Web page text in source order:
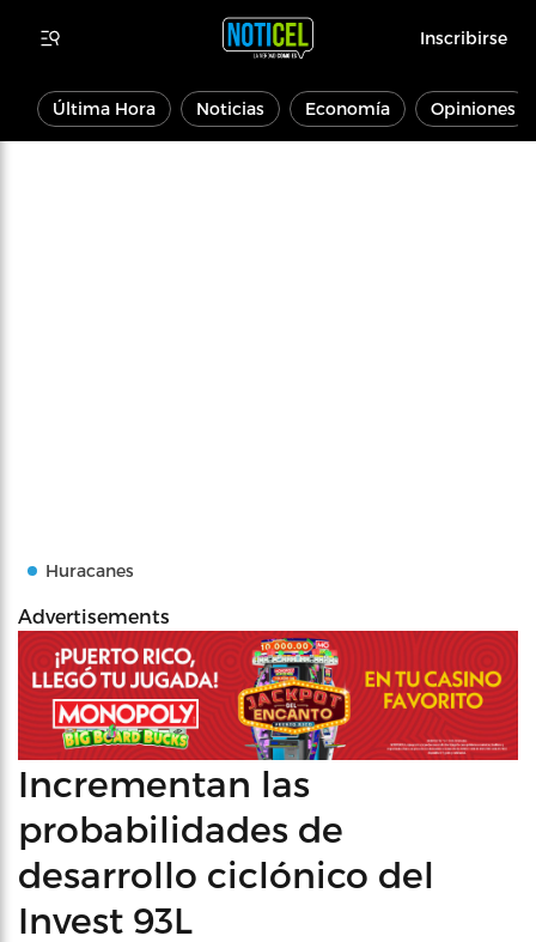
Inscribirse
Última Hora Noticias Economía Opiniones
Huracanes
Advertisements
Incrementan las
probabilidades de
desarrollo ciclónico del
Invest 93L